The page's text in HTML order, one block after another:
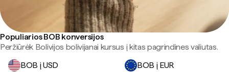
Populiarios BOB konversijos
Peržiūrėk Bolivijos bolivijanai kursus į kitas pagrindines valiutas.
BOB į USD
BOB į EUR